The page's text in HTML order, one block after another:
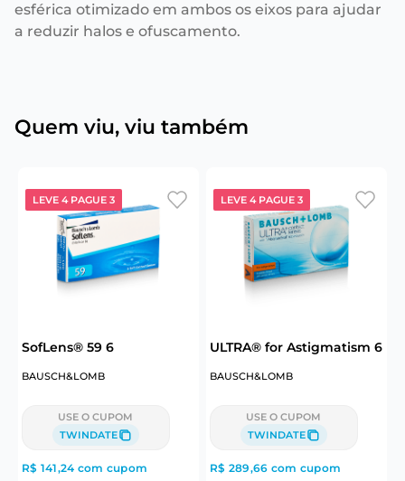
esférica otimizado em ambos os eixos para ajudar
a reduzir halos e ofuscamento.
Quem viu, viu também
LEVE 4 PAGUE 3
SofLens® 59 6
BAUSCH&LOMB
USE O CUPOM
TWINDATE
R$ 141,24 com cupom
LEVE 4 PAGUE 3
ULTRA® for Astigmatism 6
BAUSCH&LOMB
USE O CUPOM
TWINDATE
R$ 289,66 com cupom